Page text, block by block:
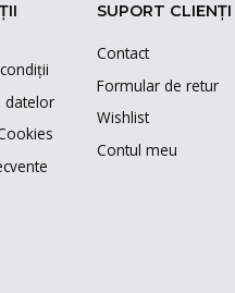
datelor
SUPORT CLIENȚI
Contact
Formular de retur
Wishlist
Contul meu